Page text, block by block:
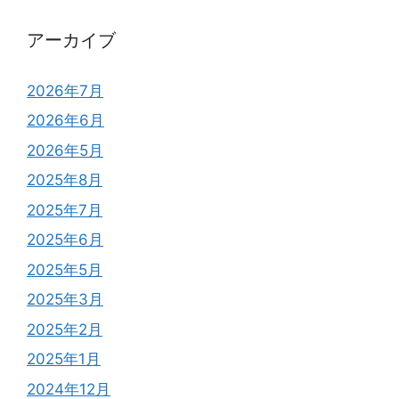
アーカイブ
2026年7月
2026年6月
2026年5月
2025年8月
2025年7月
2025年6月
2025年5月
2025年3月
2025年2月
2025年1月
2024年12月